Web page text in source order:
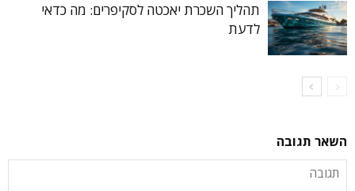
תהליך השכרת יאכטה לסקיפרים: מה כדאי
לדעת
השאר תגובה